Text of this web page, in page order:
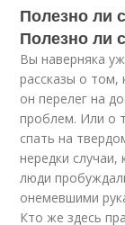
Полезно ли
Полезно ли
Вы наверняка
рассказы о том,
он перелег на
проблем. Или о
спать на
нередки
люди
онемевшими
Кто же здесь